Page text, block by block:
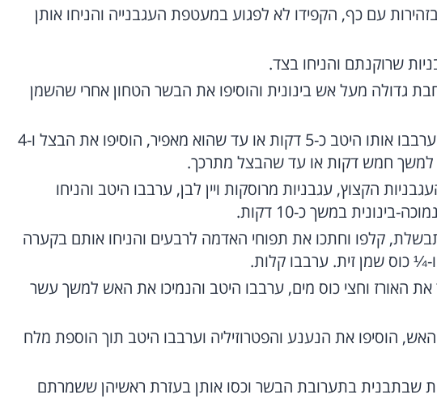
עם כף, הקפידו לא לפגוע במעטפת העגבנייה והניחו אותן
שרוקנתם והניחו בצד.
גדולה מעל אש בינונית והוסיפו את הבשר הטחון אחרי שהשמן
הפרידו את הבשר הטחון וערבבו אותו היטב כ-5 דקות או עד שהוא מאפיר, הוסיפו את הבצל ו-4
למשך חמש דקות או עד שהבצל מתרכך.
הקצוץ, עגבניות מרוסקות ויין לבן, ערבבו היטב והניחו
במשך כ-10 דקות.
קלפו וחתכו את תפוחי האדמה לרבעים והניחו אותם בקערה
האורז וחצי כוס מים, ערבבו היטב והנמיכו את האש למשך עשר
הוסיפו את הנענע והפטרוזיליה וערבבו היטב תוך הוספת מלח
שבתבנית בתערובת הבשר וכסו אותן בעזרת ראשיהן ששמרתם